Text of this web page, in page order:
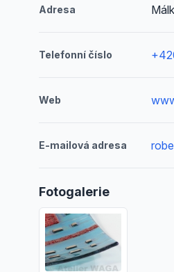
Adresa
Telefonní číslo
Web
E-mailová adresa
Fotogalerie